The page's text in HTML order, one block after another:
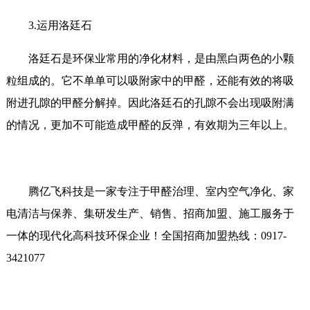
3.运用洛廷石
洛廷石是环保业常用的净化材料，是由黑白两色的小颗
粒组成的。它不单单可以吸附家中的甲醛，还能有效的将吸
附进孔隙的甲醛分解掉。因此洛廷石的孔隙不会出现吸附满
的情况，更加不可能造成甲醛的反弹，有效期为三年以上。
腾亿飞科技是一家专注于甲醛治理、室内空气净化、家
电清洁与保养、集研发生产、销售、招商加盟、施工服务于
一体的现代化高科技环保企业！全国招商加盟热线：0917-
3421077